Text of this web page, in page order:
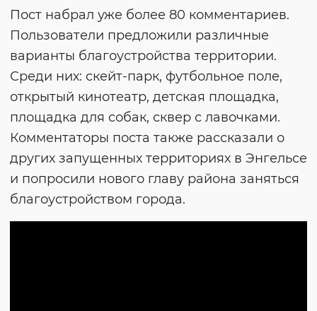
Пост набрал уже более 80 комментариев.
Пользователи предложили различные
варианты благоустройства территории.
Среди них: скейт-парк, футбольное поле,
открытый кинотеатр, детская площадка,
площадка для собак, сквер с лавочками.
Комментаторы поста также рассказали о
других запущенных территориях в Энгельсе
и попросили нового главу района заняться
благоустройством города.